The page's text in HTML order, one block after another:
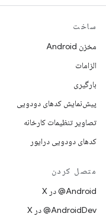
ساخت
مخزن Android
الزامات
بارگیری
پیش‌نمایش کدهای دودویی
تصاویر تنظیمات کارخانه
کدهای دودویی درایور
متصل کردن
‫‎@Android در X
‫‎@AndroidDev در X